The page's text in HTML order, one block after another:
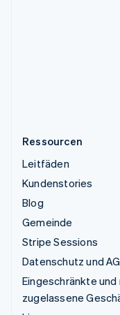
Ressourcen
Leitfäden
Kundenstories
Blog
Gemeinde
Stripe Sessions
Datenschutz und
Eingeschränkte und
zugelassene